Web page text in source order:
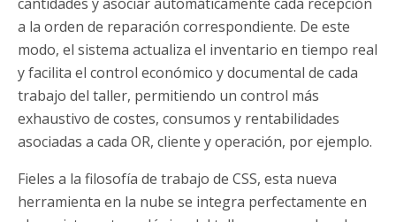
a la orden de reparación correspondiente. De este
modo, el sistema actualiza el inventario en tiempo real
y facilita el control económico y documental de cada
trabajo del taller, permitiendo un control más
exhaustivo de costes, consumos y rentabilidades
asociadas a cada OR, cliente y operación, por ejemplo.
Fieles a la filosofía de trabajo de CSS, esta nueva
herramienta en la nube se integra perfectamente en